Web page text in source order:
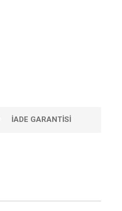
İADE GARANTISI